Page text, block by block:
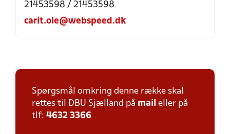
21453598 / 21453598
carit.ole@webspeed.dk
Spørgsmål omkring denne række skal
rettes til DBU Sjælland på mail eller på
tlf: 4632 3366